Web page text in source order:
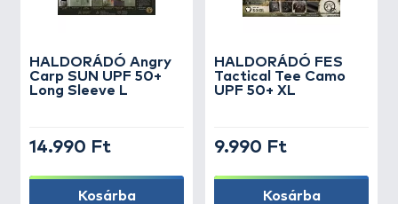
HALDORÁDÓ Angry
Carp SUN UPF 50+
Long Sleeve L
14.990 Ft
Kosárba
HALDORÁDÓ FES
Tactical Tee Camo
UPF 50+ XL
9.990 Ft
Kosárba